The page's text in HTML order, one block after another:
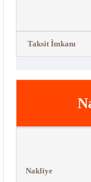
Taksit İmkanı
Nakliye